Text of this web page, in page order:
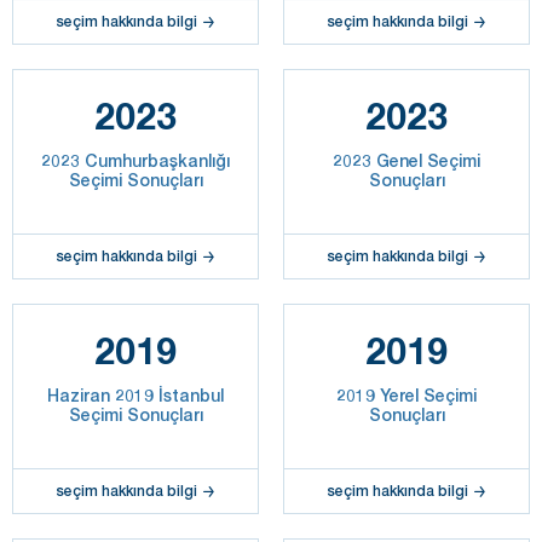
seçim hakkında bilgi seçim hakkında bilgi
2023
2023 Cumhurbaşkanlığı
Seçimi Sonuçları
seçim hakkında bilgi
2023
2023 Genel Seçimi
Sonuçları
seçim hakkında bilgi
2019
Haziran 2019 İstanbul
Seçimi Sonuçları
seçim hakkında bilgi
2019
2019 Yerel Seçimi
Sonuçları
seçim hakkında bilgi